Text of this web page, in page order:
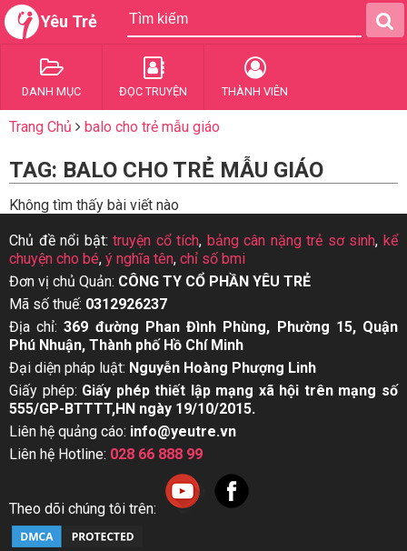
Yêu Trẻ
DANH MỤC ĐỌC TRUYỆN THÀNH VIÊN
Trang Chủ balo cho trẻ mẫu giáo
TAG: BALO CHO TRẺ MẪU GIÁO
Không tìm thấy bài viết nào
Chủ đề nổi bật:truyện cổ tích, bảng cân nặng trẻ sơ sinh,kể
chuyện cho bé, ý nghĩa tên, chỉ số bmi
Đơn vị chủ Quản: CÔNG TY CỔ PHẦN YÊU TRẺ
Mã số thuế: 0312926237
Địa chỉ:369 đường Phan Đình Phùng, Phường 15, Quận
Phú Nhuận, Thành phố Hồ Chí Minh
Đại diện pháp luật: Nguyễn Hoàng Phượng Linh
Giấy phép: Giấy phép thiết lập mạng xã hội trên mạng số
555/GP-BTTTT,HN ngày 19/10/2015.
Liên hệ quảng cáo: info@yeutre.vn
Liên hệ Hotline: 028 66 888 99
Theo dõi chúng tôi trên: